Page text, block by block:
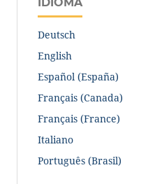
Deutsch
English
Español (España)
Français (Canada)
Français (France)
Italiano
Português (Brasil)